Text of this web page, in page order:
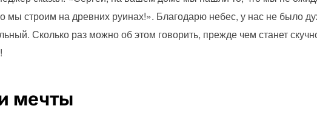
мы строим на древних руинах!». Благодарю небес, у нас не было
Сколько раз можно об этом говорить, прежде чем станет
мечты